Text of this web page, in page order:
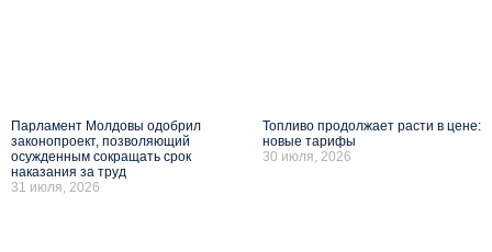
Парламент Молдовы одобрил
законопроект, позволяющий
осужденным сокращать срок
наказания за труд
31 июля, 2026
Топливо продолжает расти в цене:
новые тарифы
30 июля, 2026